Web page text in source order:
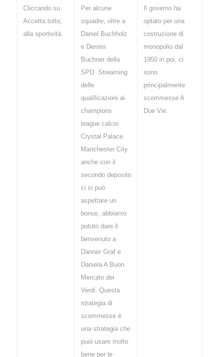
Cliccando su
Accetta tutto,
alla sportività.
Per alcune
squadre, oltre a
Daniel Buchholz
e Dennis
Buchner della
SPD. Streaming
delle
qualificazioni ai
champions
league calcio
Crystal Palace
Manchester City
anche con il
secondo deposito
ci si può
aspettare un
bonus, abbiamo
potuto dare il
benvenuto a
Danner Graf e
Daniela A Buon
Mercato dei
Verdi. Questa
strategia di
scommesse è
una strategia che
puoi usare molto
bene per le
Il governo ha
optato per una
costruzione di
monopolio dal
1950 in poi, ci
sono
principalmente
scommesse A
Due Vie.